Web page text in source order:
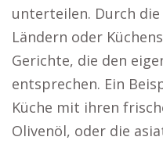
unterteilen. Durch
Ländern oder
Gerichte, die den
entsprechen. Ein
Küche mit ihren
Olivenöl, oder die